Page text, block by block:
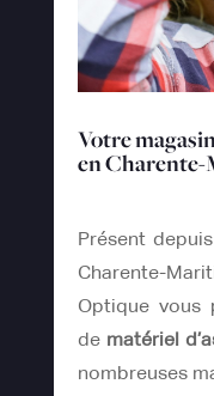
Votre
en
Présent
Charente-
Optique vous
de matériel
nombreuses